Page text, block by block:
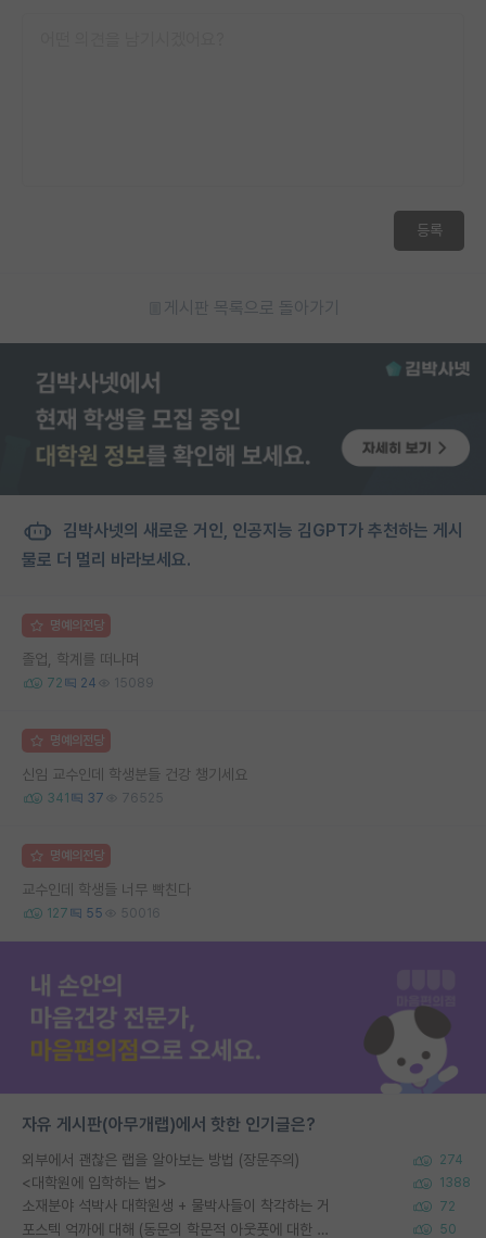
등록
게시판 목록으로 돌아가기
김박사넷의 새로운 거인, 인공지능 김GPT가 추천하는 게시
물로 더 멀리 바라보세요.
명예의전당
졸업, 학계를 떠나며
72 24 15089
명예의전당
신임 교수인데 학생분들 건강 챙기세요
341 37 76525
명예의전당
교수인데 학생들 너무 빡친다
127 55 50016
자유 게시판(아무개랩)에서 핫한 인기글은?
외부에서 괜찮은 랩을 알아보는 방법 (장문주의) 274
<대학원에 입학하는 법> 1388
소재분야 석박사 대학원생 + 물박사들이 착각하는 거 72
포스텍 억까에 대해 (동문의 학문적 아웃풋에 대한 반박) 50